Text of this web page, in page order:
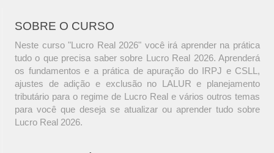
SOBRE O CURSO
Neste curso "Lucro Real 2026" você irá aprender na prática
tudo o que precisa saber sobre Lucro Real 2026. Aprenderá
os fundamentos e a prática de apuração do IRPJ e CSLL,
ajustes de adição e exclusão no LALUR e planejamento
tributário para o regime de Lucro Real e vários outros temas
para você que deseja se atualizar ou aprender tudo sobre
Lucro Real 2026.